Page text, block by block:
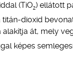
(TiO2) ellátott
titán-dioxid
alakítja át, mely
képes